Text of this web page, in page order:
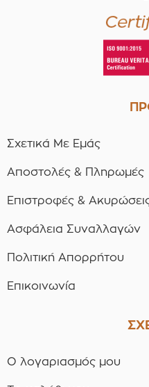
Σχετικά Με Εμάς
Αποστολές & Πληρωμές
Επιστροφές &
Ασφάλεια Συναλλαγών
Πολιτική Απορρήτου
Επικοινωνία
Ο λογαριασμός μου